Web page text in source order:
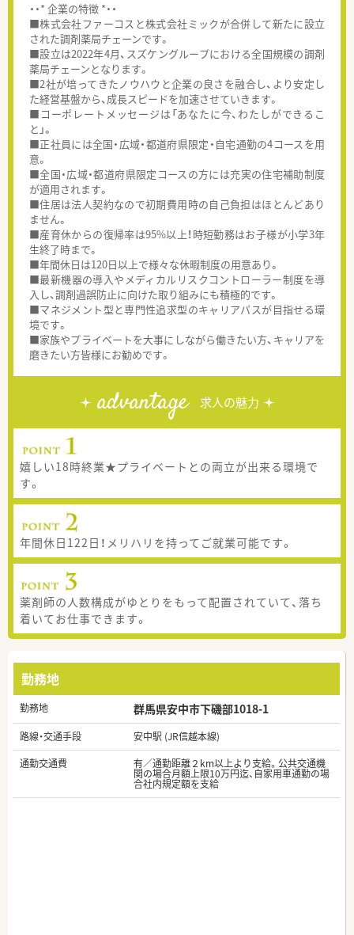
・・* 企業の特徴 *・・
■株式会社ファーコスと株式会社ミックが合併して新たに設立
された調剤薬局チェーンです。
■設立は2022年4月、スズケングループにおける全国規模の調剤
薬局チェーンとなります。
■2社が培ってきたノウハウと企業の良さを融合し、より安定し
た経営基盤から、成長スピードを加速させていきます。
■コーポレートメッセージは「あなたに今、わたしができるこ
と」。
■正社員には全国・広域・都道府県限定・自宅通勤の4コースを用
意。
■全国・広域・都道府県限定コースの方には充実の住宅補助制度
が適用されます。
■住居は法人契約なので初期費用時の自己負担はほとんどあり
ません。
■産育休からの復帰率は95%以上！時短勤務はお子様が小学3年
生終了時まで。
■年間休日は120日以上で様々な休暇制度の用意あり。
■最新機器の導入やメディカルリスクコントローラー制度を導
入し、調剤過誤防止に向けた取り組みにも積極的です。
■マネジメント型と専門性追求型のキャリアパスが目指せる環
境です。
■家族やプライベートを大事にしながら働きたい方、キャリアを
磨きたい方皆様にお勧めです。
advantage 求人の魅力
嬉しい18時終業★プライベートとの両立が出来る環境で
す。
年間休日122日！メリハリを持ってご就業可能です。
薬剤師の人数構成がゆとりをもって配置されていて、落ち
着いてお仕事できます。
勤務地
勤務地 群馬県安中市下磯部1018-1
路線・交通手段
安中駅 (JR信越本線)
通勤交通費
有／通勤距離２km以上より支給。公共交通機
関の場合月額上限10万円迄、自家用車通勤の場
合社内規定額を支給